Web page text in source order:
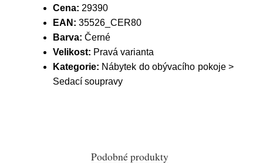
Cena: 29390
EAN: 35526_CER80
Barva: Černé
Velikost: Pravá varianta
Kategorie: Nábytek do obývacího pokoje >
Sedací soupravy
Podobné produkty